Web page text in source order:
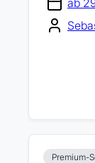
ab
Premium-